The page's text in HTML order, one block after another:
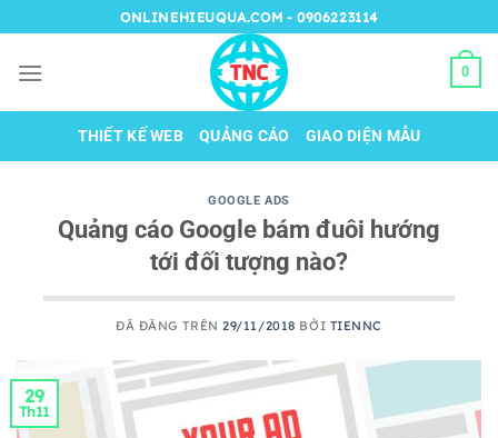
đến
nội
ONLINEHIEUQUA.COM - 0906223114
0
THIẾT KẾ WEB QUẢNG CÁO GIAO DIỆN MẪU
GOOGLE ADS
Quảng cáo Google bám đuôi hướng
tới đối tượng nào?
ĐÃ ĐĂNG TRÊN29/11/2018 BỞI TIENNC
29
Th11